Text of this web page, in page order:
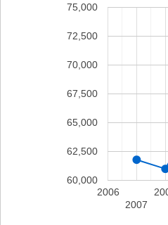
2006
2007
60,000
62,500
65,000
67,500
70,000
72,500
75,000